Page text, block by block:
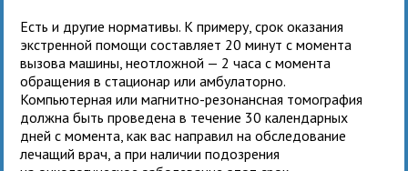
Есть и другие нормативы. К примеру, срок оказания
экстренной помощи составляет 20 минут с момента
вызова машины, неотложной — 2 часа с момента
обращения в стационар или амбулаторно.
Компьютерная или магнитно-резонансная томография
должна быть проведена в течение 30 календарных
дней с момента, как вас направил на обследование
лечащий врач, а при наличии подозрения